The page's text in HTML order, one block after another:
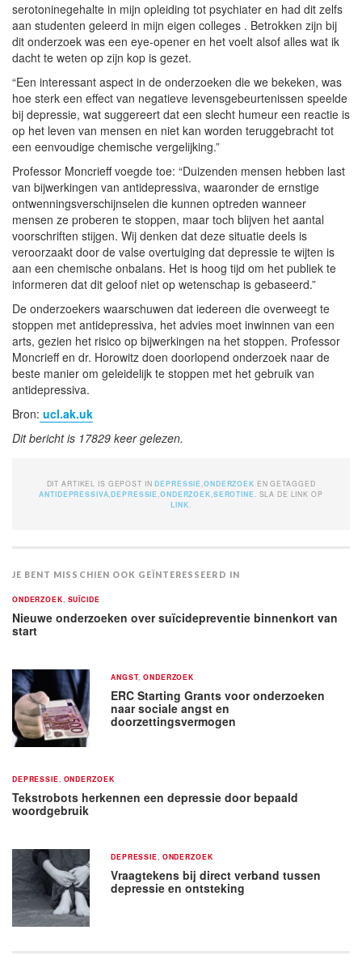
serotoninegehalte in mijn opleiding tot psychiater en had dit zelfs
aan studenten geleerd in mijn eigen colleges . Betrokken zijn bij
dit onderzoek was een eye-opener en het voelt alsof alles wat ik
dacht te weten op zijn kop is gezet.
“Een interessant aspect in de onderzoeken die we bekeken, was
hoe sterk een effect van negatieve levensgebeurtenissen speelde
bij depressie, wat suggereert dat een slecht humeur een reactie is
op het leven van mensen en niet kan worden teruggebracht tot
een eenvoudige chemische vergelijking.”
Professor Moncrieff voegde toe: “Duizenden mensen hebben last
van bijwerkingen van antidepressiva, waaronder de ernstige
ontwenningsverschijnselen die kunnen optreden wanneer
mensen ze proberen te stoppen, maar toch blijven het aantal
voorschriften stijgen. Wij denken dat deze situatie deels is
veroorzaakt door de valse overtuiging dat depressie te wijten is
aan een chemische onbalans. Het is hoog tijd om het publiek te
informeren dat dit geloof niet op wetenschap is gebaseerd.”
De onderzoekers waarschuwen dat iedereen die overweegt te
stoppen met antidepressiva, het advies moet inwinnen van een
arts, gezien het risico op bijwerkingen na het stoppen. Professor
Moncrieff en dr. Horowitz doen doorlopend onderzoek naar de
beste manier om geleidelijk te stoppen met het gebruik van
antidepressiva.
Bron: ucl.ak.uk
Dit bericht is 17829 keer gelezen.
DIT ARTIKEL IS GEPOST INDEPRESSIE ,ONDERZOEK EN GETAGGED
ANTIDEPRESSIVA ,DEPRESSIE ,ONDERZOEK SEROTINE . SLA DE LINK OP
LINK
JE BENT MISSCHIEN OOK GEÏNTERESSEERD IN
ONDERZOEK SUÏCIDE
Nieuwe onderzoeken over suïcidepreventie binnenkort van
start
ANGST,ONDERZOEK
ERC Starting Grants voor onderzoeken
naar sociale angst en
doorzettingsvermogen
DEPRESSIE ONDERZOEK
Tekstrobots herkennen een depressie door bepaald
woordgebruik
DEPRESSIE ONDERZOEK
Vraagtekens bij direct verband tussen
depressie en ontsteking